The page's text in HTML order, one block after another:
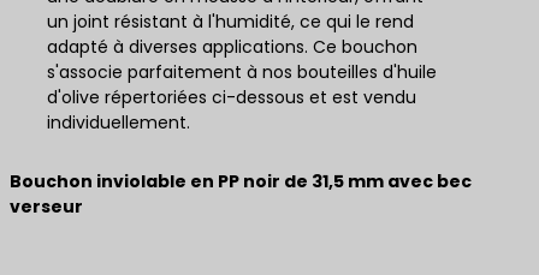
un joint résistant à l'humidité, ce qui le rend
adapté à diverses applications. Ce bouchon
s'associe parfaitement à nos bouteilles d'huile
d'olive répertoriées ci-dessous et est vendu
individuellement.
Bouchon inviolable en PP noir de 31,5 mm avec bec
verseur